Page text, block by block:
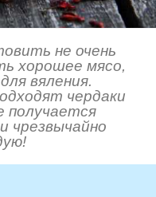
не очень
хорошее мясо,
вяления.
чердаки
получается
чрезвычайно